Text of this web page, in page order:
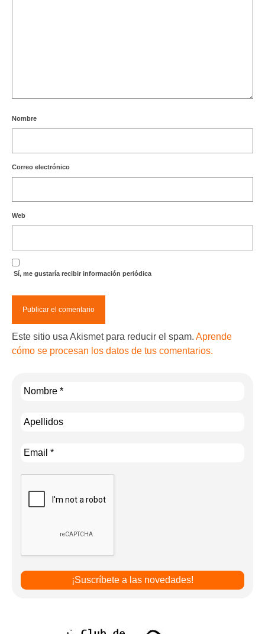
Nombre
Correo electrónico
Web
Sí, me gustaría recibir información periódica
Este sitio usa Akismet para reducir el spam. Aprende
cómo se procesan los datos de tus comentarios.